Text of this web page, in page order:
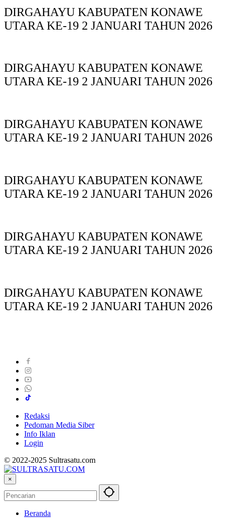
DIRGAHAYU KABUPATEN KONAWE
UTARA KE-19 2 JANUARI TAHUN 2026
DIRGAHAYU KABUPATEN KONAWE
UTARA KE-19 2 JANUARI TAHUN 2026
DIRGAHAYU KABUPATEN KONAWE
UTARA KE-19 2 JANUARI TAHUN 2026
DIRGAHAYU KABUPATEN KONAWE
UTARA KE-19 2 JANUARI TAHUN 2026
DIRGAHAYU KABUPATEN KONAWE
UTARA KE-19 2 JANUARI TAHUN 2026
DIRGAHAYU KABUPATEN KONAWE
UTARA KE-19 2 JANUARI TAHUN 2026
Redaksi
Pedoman Media Siber
Info Iklan
Login
© 2022-2025 Sultrasatu.com
×
Beranda